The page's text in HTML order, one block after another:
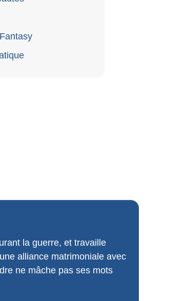
la guerre, et travaille
alliance matrimoniale avec
ne mâche pas ses mots